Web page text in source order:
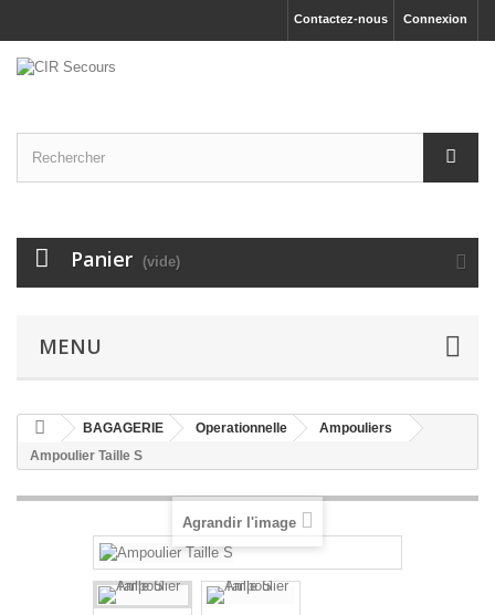
Connexion
Contactez-nous
Panier (vide)
MENU
BAGAGERIE Operationnelle
Ampouliers
Ampoulier Taille S
Agrandir l'image